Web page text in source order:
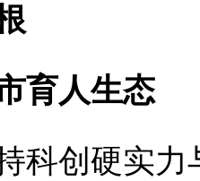
育人生态
科创硬实